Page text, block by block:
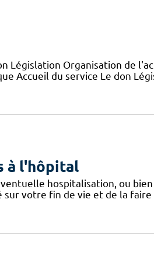
Législation Organisation de
Accueil du service Le don
à l'hôpital
hospitalisation, ou
votre fin de vie et de la faire